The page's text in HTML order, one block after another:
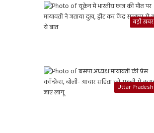
बड़ी ख़बर
Uttar Pradesh